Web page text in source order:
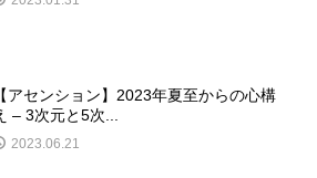
【アセンション】2023年夏至からの心構
– 3次元と5次...
2023.06.21